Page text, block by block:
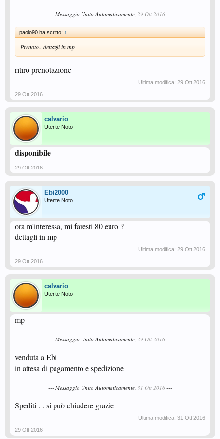
--- Messaggio Unito Automaticamente, 29 Ott 2016 ---
paolo90 ha scritto: ↑
Prenoto.. dettagli in mp
ritiro prenotazione
Ultima modifica: 29 Ott 2016
29 Ott 2016
calvario
Utente Noto
disponibile
29 Ott 2016
Ebi2000
Utente Noto
ora m'interessa, mi faresti 80 euro ?
dettagli in mp
Ultima modifica: 29 Ott 2016
29 Ott 2016
calvario
Utente Noto
mp
--- Messaggio Unito Automaticamente, 29 Ott 2016 ---
venduta a Ebi
in attesa di pagamento e spedizione
--- Messaggio Unito Automaticamente, 31 Ott 2016 ---
Spediti . . si può chiudere grazie
Ultima modifica: 31 Ott 2016
29 Ott 2016